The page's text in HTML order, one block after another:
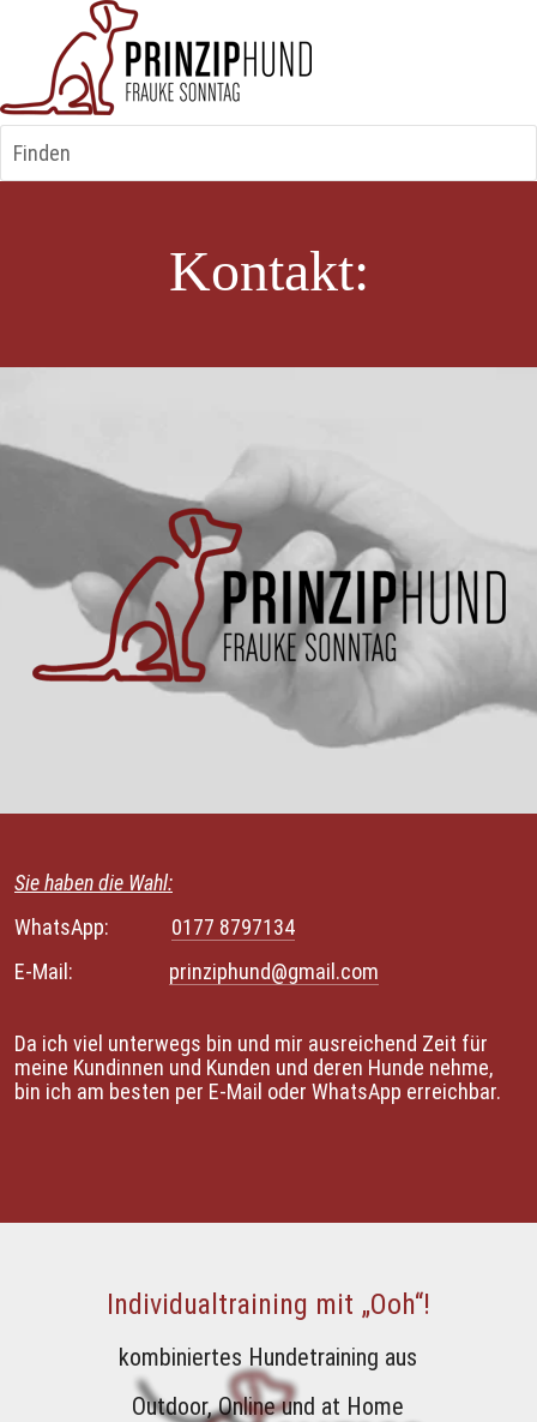
Finden
Kontakt:
Sie haben die Wahl:
WhatsApp: 0177 8797134
E-Mail: prinziphund@gmail.com
Da ich viel unterwegs bin und mir ausreichend Zeit für
meine Kundinnen und Kunden und deren Hunde nehme,
bin ich am besten per E-Mail oder WhatsApp erreichbar.
Individualtraining mit „Ooh“!
kombiniertes Hundetraining aus
Outdoor, Online und at Home